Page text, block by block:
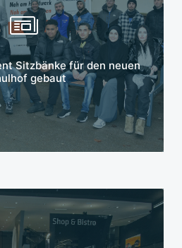
Sitzbänke für den neuen
gebaut
erfahren